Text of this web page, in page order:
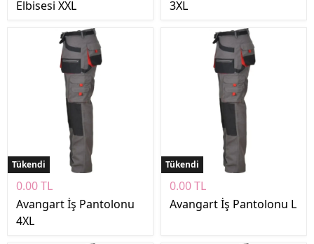
Elbisesi XXL 3XL
Tükendi
0.00 TL
Avangart İş Pantolonu
4XL
Tükendi
0.00 TL
Avangart İş Pantolonu L